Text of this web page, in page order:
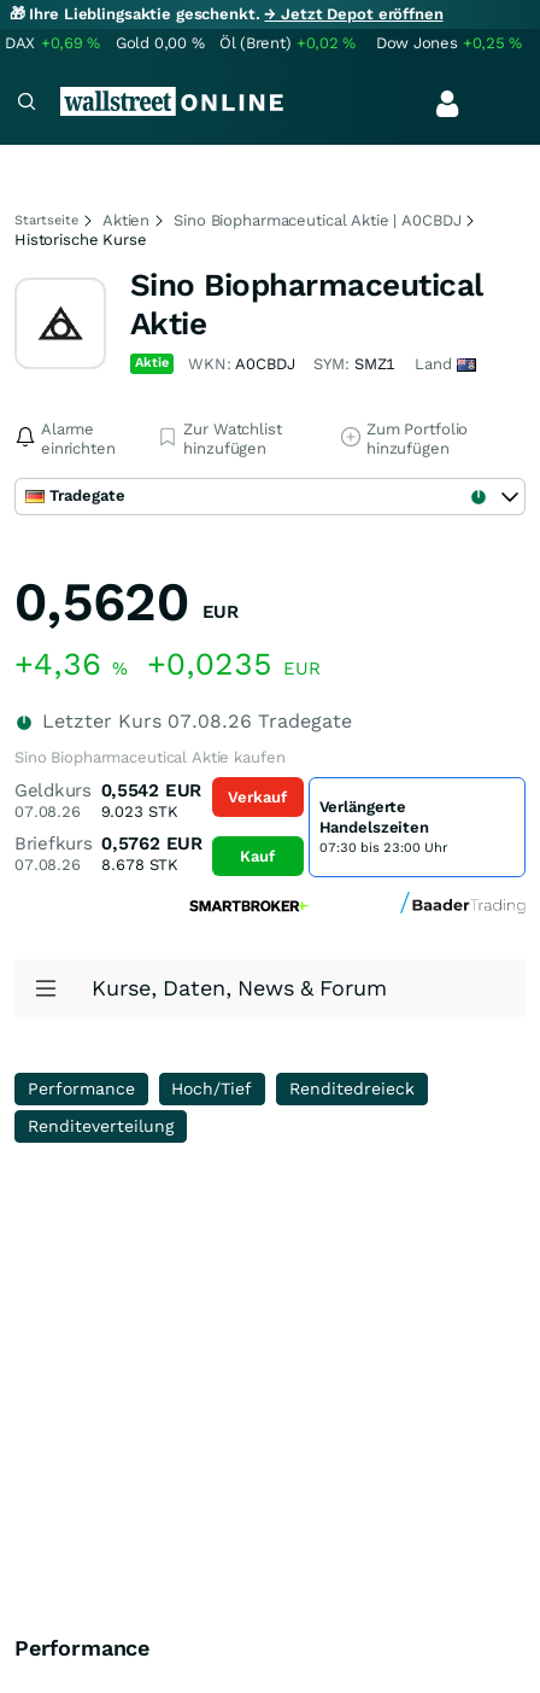
🎁 Ihre Lieblingsaktie geschenkt.→ Jetzt Depot eröffnen
DAX +0,69% Gold 0,00 % Öl (Brent) +0,02% Dow Jones +0,25%
Startseite Aktien
Sino Biopharmaceutical Aktie | A0CBDJ
Historische Kurse
Sino Biopharmaceutical
Aktie
Aktie WKN:A0CBDJ SYM: SMZ1 Land
Alarme
einrichten
Zur Watchlist
hinzufügen
Zum Portfolio
hinzufügen
Tradegate
0,5620 EUR
+4,36 % +0,0235 EUR
Letzter Kurs 07.08.26 Tradegate
Sino Biopharmaceutical Aktie kaufen
Geldkurs
07.08.26
0,5542 EUR
9.023 STK
Briefkurs
07.08.26
0,5762 EUR
8.678 STK
Verkauf
Kauf
Verlängerte
Handelszeiten
07:30 bis 23:00 Uhr
Kurse, Daten, News & Forum
Performance Hoch/Tief
Renditedreieck
Renditeverteilung
Performance